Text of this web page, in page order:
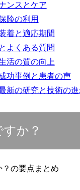
ンスとケア
険の利用
着と適応期間
よくある質問
活の質の向上
功事例と患者の声
新の研究と技術の
か？